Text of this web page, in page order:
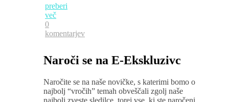
preberi
več
0
komentarjev
Naroči se na E-Ekskluzivc
Naročite se na naše novičke, s katerimi bomo o
najbolj “vročih” temah obveščali zgolj naše
najbolj zveste sledilce, torej vse, ki ste naročeni